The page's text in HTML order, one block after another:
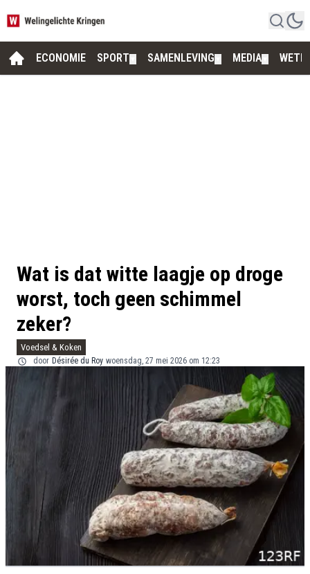
ECONOMIE SPORT SAMENLEVING MEDIA
Wat is dat witte laagje op droge
worst, toch geen schimmel
zeker?
Voedsel & Koken
door Désirée du Roy woensdag, 27 mei 2026 om 12:23